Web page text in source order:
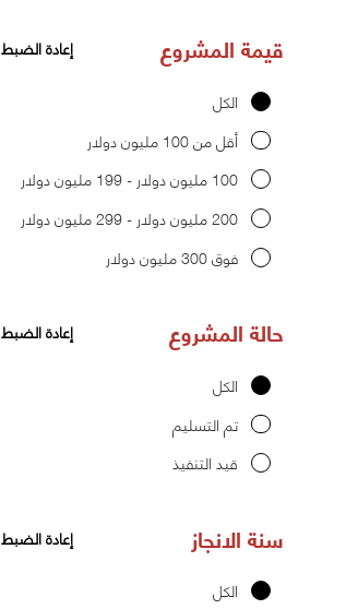
قيمة المشروع
إعادة الضبط
الكل
أقل من 100 مليون دولار
100 مليون دولار - 199 مليون دولار
200 مليون دولار - 299 مليون دولار
فوق 300 مليون دولار
حالة المشروع
إعادة الضبط
الكل
تم التسليم
قيد التنفيذ
سنة الانجاز
إعادة الضبط
الكل